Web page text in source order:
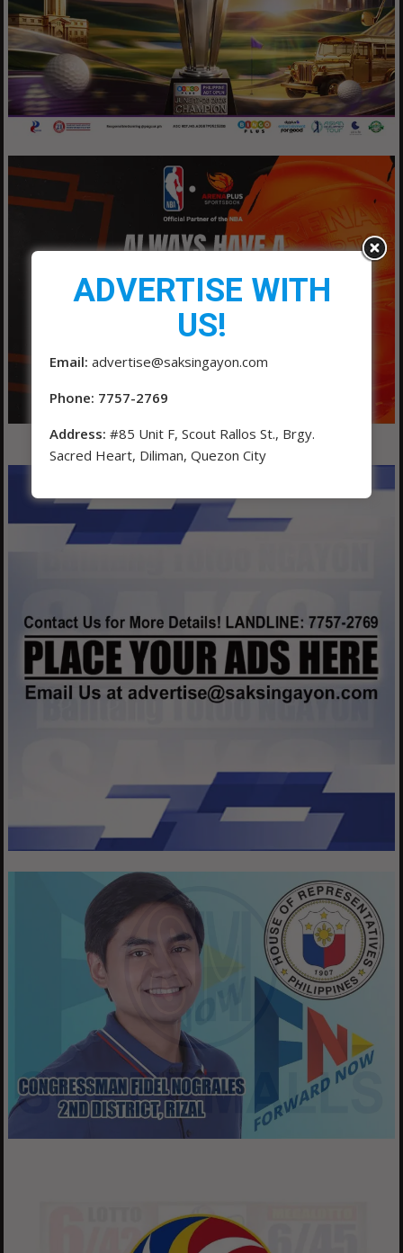
ADVERTISE WITH
US!
Email: advertise@saksingayon.com
Phone: 7757-2769
Address: #85 Unit F, Scout Rallos St., Brgy.
Sacred Heart, Diliman, Quezon City